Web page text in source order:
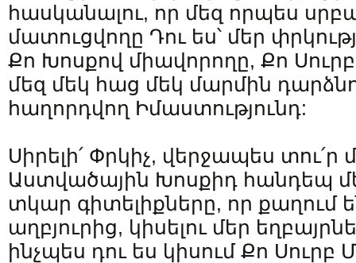
հասկանալու, որ մեզ որպես
մատուցվողը Դու ես՝ մեր
Քո Խոսքով միավորողը, Քո
մեզ մեկ հաց մեկ մարմին
հաղորդվող Իմաստությունդ:
Սիրելի՛ Փրկիչ, վերջապես տու՛ր
Աստվածային Խոսքիդ հանդեպ
տկար գիտելիքները, որ քաղում
աղբյուրից, կիսելու մեր
ինչպես դու ես կիսում Քո Սուրբ